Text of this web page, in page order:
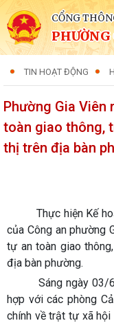
CỔNG
TIN HOẠT ĐỘNG
Phường Gia Viên
toàn giao thông,
thị trên địa bàn
Thực hiện Kế
của Công an phường
tự an toàn giao
địa bàn phường.
Sáng ngày 03/6/
hợp với các phòng
chính về trật tự xã hội